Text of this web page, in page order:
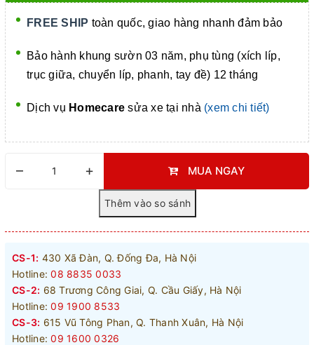
FREE SHIP toàn quốc, giao hàng nhanh đảm bảo
Bảo hành khung sườn 03 năm, phụ tùng (xích líp,
trục giữa, chuyển líp, phanh, tay đề) 12 tháng
Dịch vụ Homecare sửa xe tại nhà (xem chi tiết)
– + MUA NGAY
CS-1: 430 Xã Đàn, Q. Đống Đa, Hà Nội
Hotline: 08 8835 0033
CS-2: 68 Trương Công Giai, Q. Cầu Giấy, Hà Nội
Hotline: 09 1900 8533
CS-3: 615 Vũ Tông Phan, Q. Thanh Xuân, Hà Nội
Hotline: 09 1600 0326